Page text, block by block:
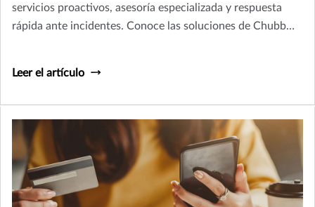
servicios proactivos, asesoría especializada y respuesta
rápida ante incidentes. Conoce las soluciones de Chubb
Leer el artículo